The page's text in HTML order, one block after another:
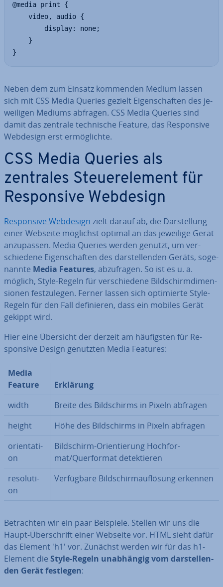
@media print {
    video, audio {
        display: none;
    }
}
Neben dem zum Einsatz kommenden Medium lassen
sich mit CSS Media Queries gezielt Ei­gen­schaf­ten des je­
wei­li­gen Mediums abfragen. CSS Media Queries sind
damit das zentrale tech­ni­sche Feature, das Re­spon­si­ve
Webdesign erst er­mög­lich­te.
CSS Media Queries als
zentrales Steu­er­ele­ment für
Re­spon­si­ve Webdesign
Re­spon­si­ve Webdesign zielt darauf ab, die Dar­stel­lung
einer Webseite möglichst optimal an das jeweilige Gerät
an­zu­pas­sen. Media Queries werden genutzt, um ver­
schie­de­ne Ei­gen­schaf­ten des dar­stel­len­den Geräts, so­ge­
nann­te Media Features, ab­zu­fra­gen. So ist es u. a.
möglich, Style-Regeln für ver­schie­de­ne Bild­schirm­di­men­
sio­nen fest­zu­le­gen. Ferner lassen sich op­ti­mier­te Style-
Regeln für den Fall de­fi­nie­ren, dass ein mobiles Gerät
gekippt wird.
Hier eine Übersicht der derzeit am häu­figs­ten für Re­
spon­si­ve Design genutzten Media Features:
Media
Feature
Erklärung
width
Breite des Bild­schirms in Pixeln abfragen
height
Höhe des Bild­schirms in Pixeln abfragen
ori­en­ta­ti­
on
Bild­schirm-Ori­en­tie­rung Hoch­for­
mat/Quer­for­mat de­tek­tie­ren
re­so­lu­ti­
on
Ver­füg­ba­re Bild­schirm­auf­lö­sung erkennen
Be­trach­ten wir ein paar Beispiele. Stellen wir uns die
Haupt-Über­schrift einer Webseite vor. HTML sieht dafür
das Element 'h1' vor. Zunächst werden wir für das h1-
Element die Style-Regeln un­ab­hän­gig vom dar­stel­len­
den Gerät festlegen: